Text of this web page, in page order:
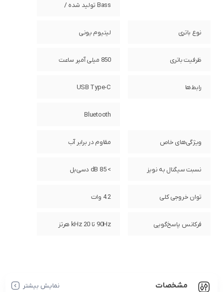
Bass تولید شده /
نوع باتری لیتیوم یونی
ظرفیت باتری 850 میلی آمپر ساعت
رابط‌ها USB Type-C
Bluetooth
ویژگی‌های خاص مقاوم در برابر آب
نسبت سیگنال به نویز > 85 dB دسی‌بل
توان خروجی کلی 4.2 وات
فرکانس پاسخ‌گویی 90Hz تا 20 kHz هرتز
مشخصات نمایش بیشتر